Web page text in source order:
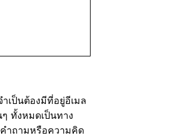
ำเป็นต้องมีที่อยู่อีเมล
ทั้งหมดเป็นทาง
คำถามหรือความคิด